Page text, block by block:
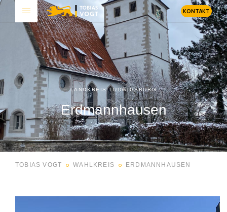
KONTAKT
LANDKREIS LUDWIGSBURG
Erdmannhausen
TOBIAS VOGT WAHLKREIS ERDMANNHAUSEN